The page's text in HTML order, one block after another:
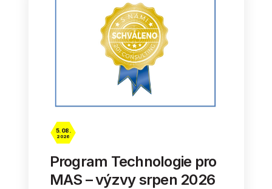
5. 08.
2026
Program Technologie pro
MAS – výzvy srpen 2026